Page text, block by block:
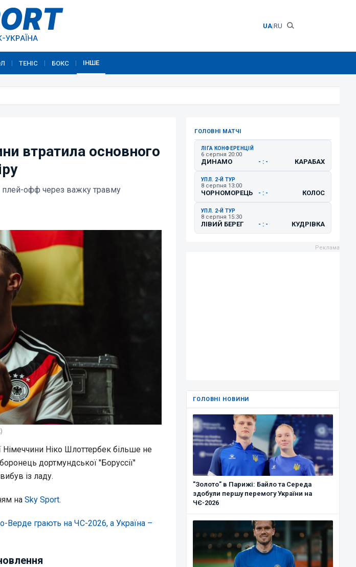
UA|RU
ТЕНІС БОКС ІНШЕ
втратила основного
офф через важку травму
Німеччини Ніко Шлоттербек більше не
дортмундської "Боруссії"
із ладу.
на Sky Sport.
Верде грають на ЧС-2026, а Україна –
ГОЛОВНІ МАТЧІ
ЛІГА КОНФЕРЕНЦІЙ
6 серпня 20:00
ДИНАМО - : - КАРАБАХ
УПЛ. 2-Й ТУР
8 серпня 13:00
ЧОРНОМОРЕЦЬ - : - КОЛОС
УПЛ. 2-Й ТУР
8 серпня 15:30
ЛІВИЙ БЕРЕГ - : - КУДРІВКА
ГОЛОВНІ НОВИНИ
"Золото" в Парижі: Байло та Середа
здобули першу перемогу України на
ЧЄ-2026